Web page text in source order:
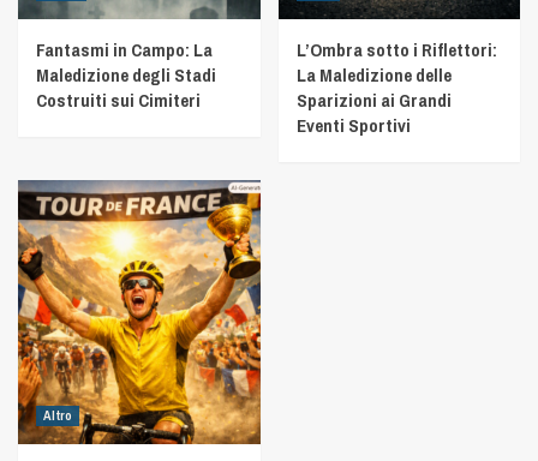
Fantasmi in Campo: La
Maledizione degli Stadi
Costruiti sui Cimiteri
L’Ombra sotto i Riflettori:
La Maledizione delle
Sparizioni ai Grandi
Eventi Sportivi
Altro